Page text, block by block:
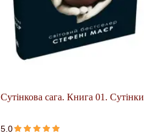
Сутінкова сага. Книга 01. Сутінки
5.0